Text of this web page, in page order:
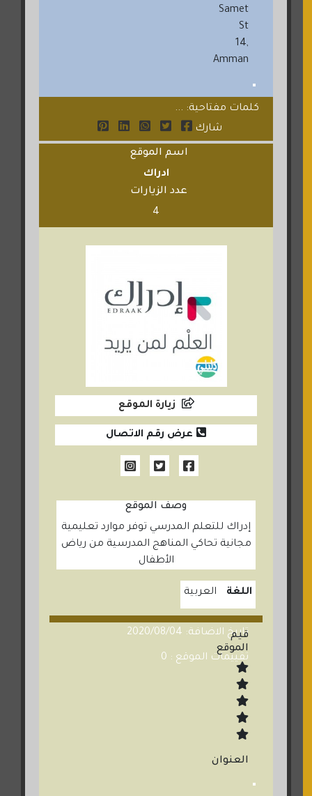
Samet
St
14,
Amman
كلمات مفتاحية: ...
شارك
اسم الموقع
ادراك
عدد الزيارات
4
زيارة الموقع
عرض رقم الاتصال
وصف الموقع
إدراك للتعلم المدرسي توفر موارد تعليمية
مجانية تحاكي المناهج المدرسية من رياض
الأطفال
اللغة العربية
تاريخ الاضافة: 2020/08/04
تقييمات الموقع : 0
قيم
الموقع
العنوان